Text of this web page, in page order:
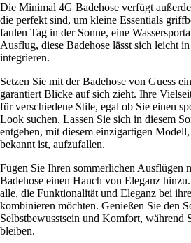
Die Minimal 4G Badehose verfügt
die perfekt sind, um kleine Essentials
faulen Tag in der Sonne, eine
Ausflug, diese Badehose lässt sich leicht
integrieren.
Setzen Sie mit der Badehose von Guess
garantiert Blicke auf sich zieht. Ihre
für verschiedene Stile, egal ob Sie einen
Look suchen. Lassen Sie sich in diesem
entgehen, mit diesem einzigartigen
bekannt ist, aufzufallen.
Fügen Sie Ihren sommerlichen Ausflügen
Badehose einen Hauch von Eleganz
alle, die Funktionalität und Eleganz bei
kombinieren möchten. Genießen Sie den
Selbstbewusstsein und Komfort, während
bleiben.